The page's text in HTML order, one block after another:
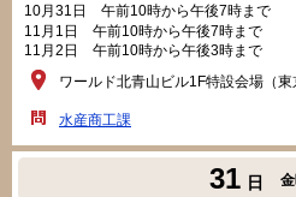
10月31日 午前10時から午後7時まで
11月1日 午前10時から午後7時まで
11月2日 午前10時から午後3時まで
ワールド北青山ビル1F特設会場（
水産商工課
31 日